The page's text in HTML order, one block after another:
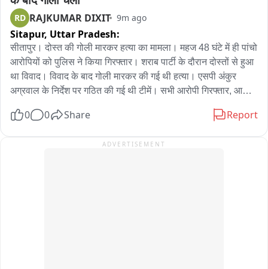
RD RAJKUMAR DIXIT 9m ago
Sitapur, Uttar Pradesh:
सीतापुर। दोस्त की गोली मारकर हत्या का मामला। महज 48 घंटे में ही पांचो
आरोपियों को पुलिस ने किया गिरफ्तार। शराब पार्टी के दौरान दोस्तों से हुआ
था विवाद। विवाद के बाद गोली मारकर की गई थी हत्या। एसपी अंकुर
अग्रवाल के निर्देश पर गठित की गई थी टीमें। सभी आरोपी गिरफ्तार, आला
0 0 Share Report
ADVERTISEMENT